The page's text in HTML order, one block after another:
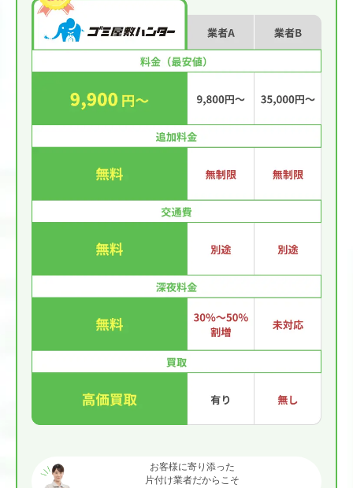
お客様に寄り添った
片付け業者だからこそ